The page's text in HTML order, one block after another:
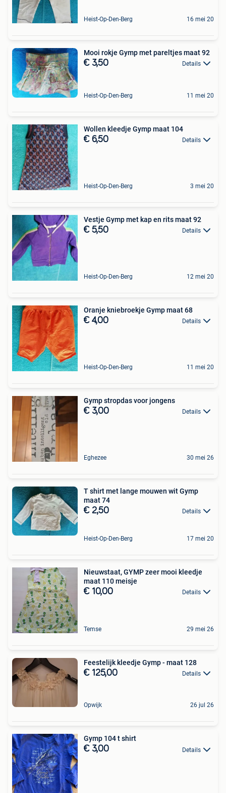
Heist-Op-Den-Berg 16 mei 20
Mooi rokje Gymp met pareltjes maat 92
€ 3,50 Details
Heist-Op-Den-Berg 11 mei 20
Wollen kleedje Gymp maat 104
€ 6,50 Details
Heist-Op-Den-Berg 3 mei 20
Vestje Gymp met kap en rits maat 92
€ 5,50 Details
Heist-Op-Den-Berg 12 mei 20
Oranje kniebroekje Gymp maat 68
€ 4,00 Details
Heist-Op-Den-Berg 11 mei 20
Gymp stropdas voor jongens
€ 3,00 Details
Eghezee 30 mei 26
T shirt met lange mouwen wit Gymp
maat 74
€ 2,50 Details
Heist-Op-Den-Berg 17 mei 20
Nieuwstaat, GYMP zeer mooi kleedje
maat 110 meisje
€ 10,00 Details
Temse 29 mei 26
Feestelijk kleedje Gymp - maat 128
€ 125,00 Details
Opwijk 26 jul 26
Gymp 104 t shirt
€ 3,00 Details